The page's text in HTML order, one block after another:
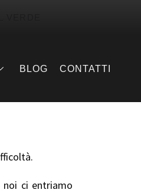
BLOG CONTATTI
ci entriamo